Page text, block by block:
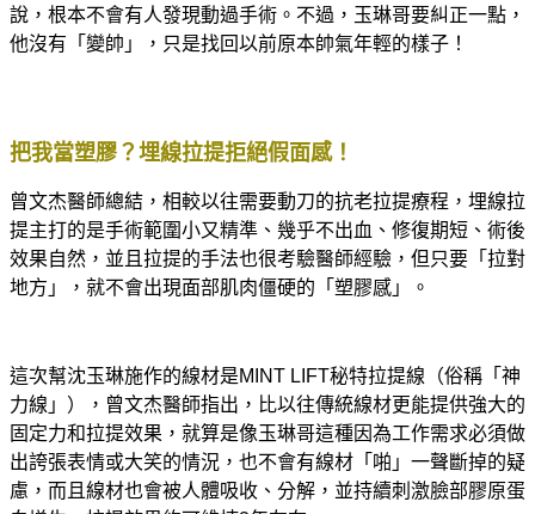
說，根本不會有人發現動過手術。不過，玉琳哥要糾正一點，
他沒有「變帥」，只是找回以前原本帥氣年輕的樣子！
把我當塑膠？埋線拉提拒絕假面感！
曾文杰醫師總結，相較以往需要動刀的抗老拉提療程，埋線拉
提主打的是手術範圍小又精準、幾乎不出血、修復期短、術後
效果自然，並且拉提的手法也很考驗醫師經驗，但只要「拉對
地方」，就不會出現面部肌肉僵硬的「塑膠感」。
這次幫沈玉琳施作的線材是MINT LIFT秘特拉提線（俗稱「神
力線」），曾文杰醫師指出，比以往傳統線材更能提供強大的
固定力和拉提效果，就算是像玉琳哥這種因為工作需求必須做
出誇張表情或大笑的情況，也不會有線材「啪」一聲斷掉的疑
慮，而且線材也會被人體吸收、分解，並持續刺激臉部膠原蛋